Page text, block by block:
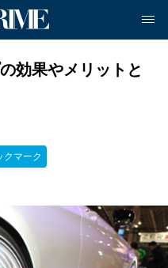
効果やメリットと
クマーク